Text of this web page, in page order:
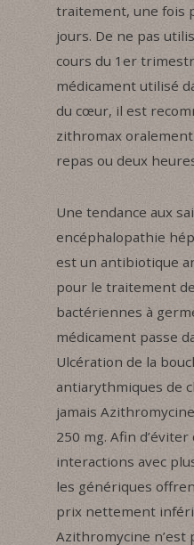
traitement, une fois
jours. De ne pas
cours du 1er
médicament utilisé
du cœur, il est
zithromax
repas ou deux
Une tendance aux
encéphalopathie
est un antibiotique
pour le traitement
bactériennes à
médicament passe
Ulcération de la
antiarythmiques de
jamais
250 mg. Afin d’éviter
interactions avec
les génériques
prix nettement
Azithromycine n’est